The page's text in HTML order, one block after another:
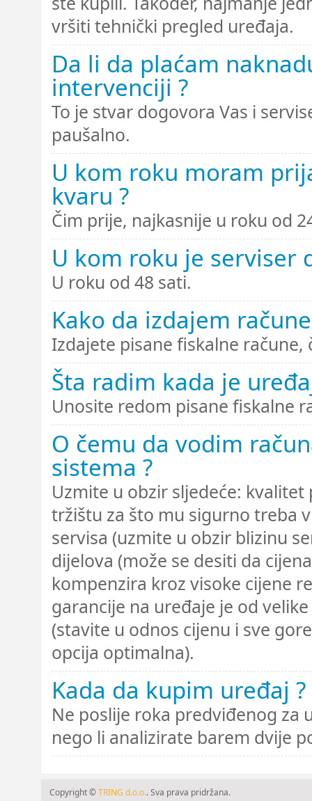
vršiti tehnički pregled uređaja.
Da li da plaćam
intervenciji ?
To je stvar dogovora Vas i
paušalno.
U kom roku moram
kvaru ?
Čim prije, najkasnije u roku od
U kom roku je serviser
U roku od 48 sati.
Kako da izdajem
Izdajete pisane fiskalne
Šta radim kada je
Unosite redom pisane fiskalne
O čemu da vodim
sistema ?
Uzmite u obzir sljedeće:
tržištu za što mu sigurno treba
servisa (uzmite u obzir blizinu
dijelova (može se desiti da
kompenzira kroz visoke cijene
garancije na uređaje je od
(stavite u odnos cijenu i sve
opcija optimalna).
Kada da kupim uređaj ?
Ne poslije roka predviđenog za
nego li analizirate barem dvije
Copyright ©TRING d.o.o.. Sva prava pridržana.